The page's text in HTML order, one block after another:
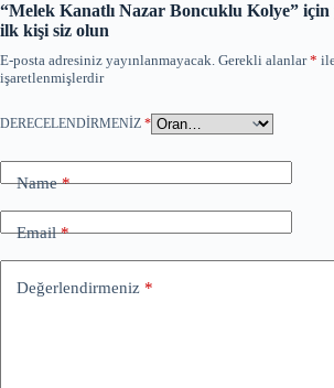
“Melek Kanatlı Nazar Boncuklu Kolye”
ilk kişi siz olun
E-posta adresiniz yayınlanmayacak. Gerekli alanlar*
işaretlenmişlerdir
DERECELENDIRMENIZ *
Name*
Email*
Değerlendirmeniz *